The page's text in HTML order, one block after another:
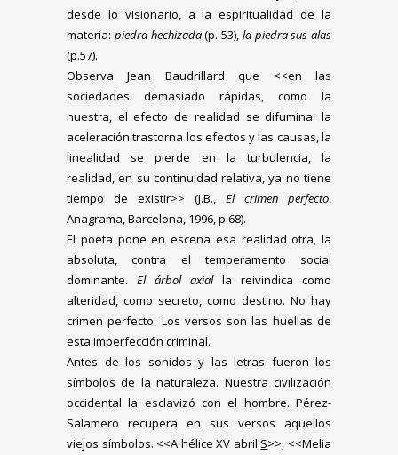
desde lo visionario, a la espiritualidad de la
materia: piedra hechizada(p. 53), la piedra sus alas
(p.57).
Observa Jean Baudrillard que <<en las
sociedades demasiado rápidas, como la
nuestra, el efecto de realidad se difumina: la
aceleración trastorna los efectos y las causas, la
linealidad se pierde en la turbulencia, la
realidad, en su continuidad relativa, ya no tiene
tiempo de existir>> (J.B., El crimen perfecto,
Anagrama, Barcelona, 1996, p.68).
El poeta pone en escena esa realidad otra, la
absoluta, contra el temperamento social
dominante. El árbol axialla reivindica como
alteridad, como secreto, como destino. No hay
crimen perfecto. Los versos son las huellas de
esta imperfección criminal.
Antes de los sonidos y las letras fueron los
símbolos de la naturaleza. Nuestra civilización
occidental la esclavizó con el hombre. Pérez-
Salamero recupera en sus versos aquellos
viejos símbolos. <<A hélice XV abril S>>, <<Melia